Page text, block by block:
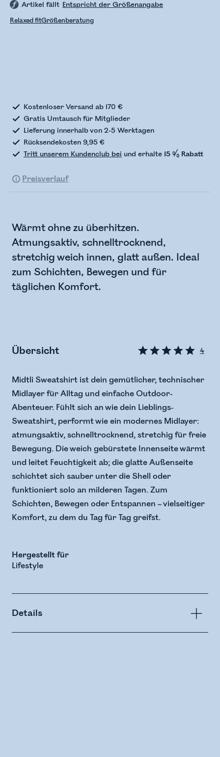
Artikel fällt Entspricht der Größenangabe
Relaxed fitGrößenberatung
Kostenloser Versand ab 170 €
Gratis Umtausch für Mitglieder
Lieferung innerhalb von 2-5 Werktagen
Rücksendekosten 9,95 €
Tritt unserem Kundenclub bei und erhalte 15 % Rabatt
Preisverlauf
Wärmt ohne zu überhitzen.
Atmungsaktiv, schnelltrocknend,
stretchig weich innen, glatt außen. Ideal
zum Schichten, Bewegen und für
täglichen Komfort.
Übersicht 4
Midtli Sweatshirt ist dein gemütlicher, technischer
Midlayer für Alltag und einfache Outdoor-
Abenteuer. Fühlt sich an wie dein Lieblings-
Sweatshirt, performt wie ein modernes Midlayer:
atmungsaktiv, schnelltrocknend, stretchig für freie
Bewegung. Die weich gebürstete Innenseite wärmt
und leitet Feuchtigkeit ab; die glatte Außenseite
schichtet sich sauber unter die Shell oder
funktioniert solo an milderen Tagen. Zum
Schichten, Bewegen oder Entspannen – vielseitiger
Komfort, zu dem du Tag für Tag greifst.
Hergestellt für
Lifestyle
Details